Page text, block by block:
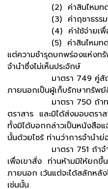
(2) ค่าสินไหมทดแทน
(3) ค่าฤชาธรรมเนีย
(4) ค่าใช้จ่ายเพื่อรัก
(5) ค่าสินไหมทดแทน
แต่ความชำรุดบกพร่องแห่งท
จำนำซึ่งไม่เห็นประจักษ์
มาตรา 749 คู่สัญญา
ภายนอกเป็นผู้เก็บรักษาทรัพย์
มาตรา 750 ถ้าทรัพย์
ตราสาร และมิได้ส่งมอบตรา
ทั้งมิได้บอกกล่าวเป็นหนังสือ
นั้นด้วยไซร้ ท่านว่าการจำนำย่
มาตรา 751 ถ้าจำนำต
เพื่อเขาสั่ง ท่านห้ามมิให้ยกขึ้
ภายนอก เว้นแต่จะได้สลักหลัง
เช่นนั้น